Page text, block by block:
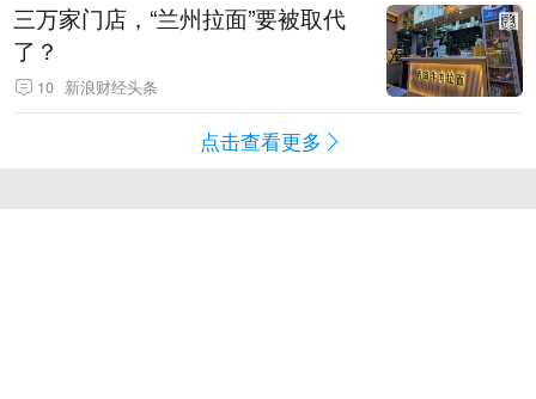
三万家门店，“兰州拉面”要被取代
了？
10 新浪财经头条
点击查看更多